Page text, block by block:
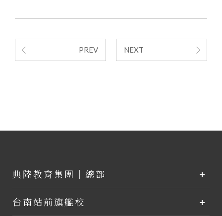
PREV NEXT
典陸教育集團｜總部
台南站前旗艦校